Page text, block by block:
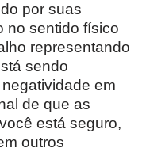
por suas
no sentido físico
representando
sendo
em
de que as
está seguro,
outros